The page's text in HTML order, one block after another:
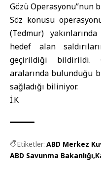
Gözü Operasyonu”nun
Söz konusu
(Tedmur)
hedef alan
geçirildiği bildirildi.
aralarında bulunduğu
sağladığı biliniyor.
İ.K
Etiketler: ABD Merkez
ABD Savunma Bakanlığı